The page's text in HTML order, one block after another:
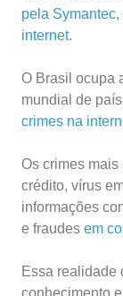
pela Symantec,
internet.
O Brasil ocupa
mundial de
crimes na
Os crimes mais
crédito, vírus
informações
e fraudes em
Essa realidade
conhecimento